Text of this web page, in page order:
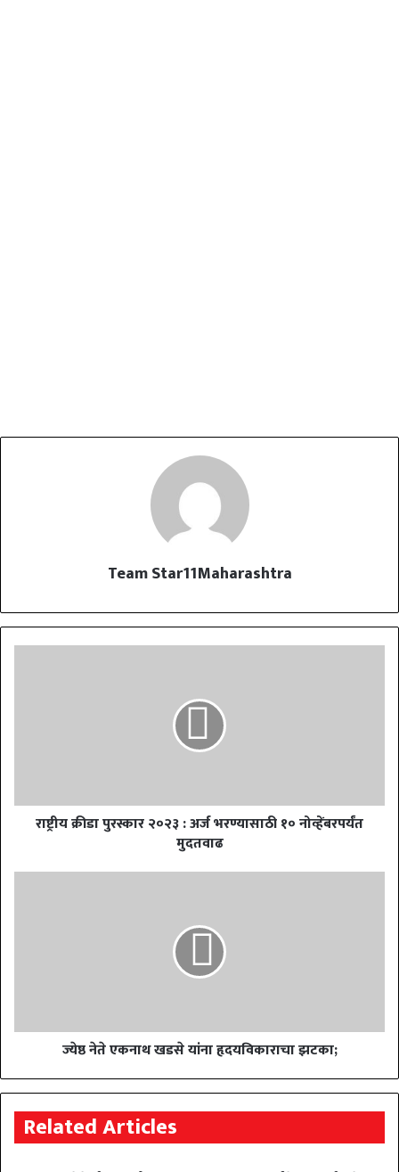
Team Star11Maharashtra
राष्ट्रीय क्रीडा पुरस्कार २०२३ : अर्ज भरण्यासाठी १० नोव्हेंबरपर्यंत
मुदतवाढ
ज्येष्ठ नेते एकनाथ खडसे यांना हृदयविकाराचा झटका;
Related Articles